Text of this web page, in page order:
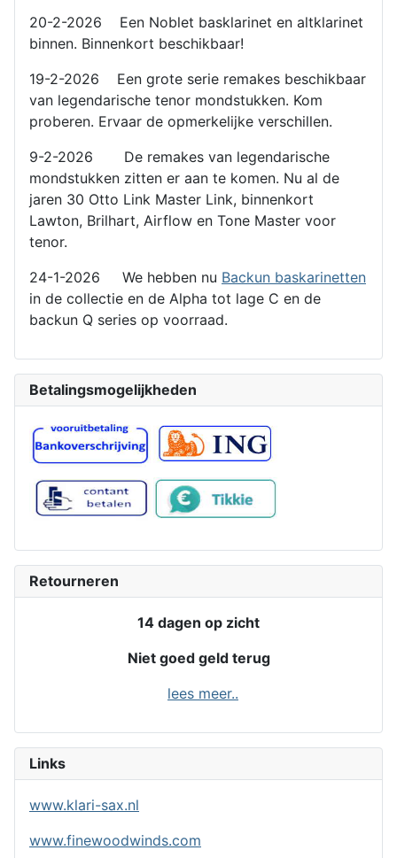
20-2-2026 Een Noblet basklarinet en altklarinet
binnen. Binnenkort beschikbaar!
19-2-2026 Een grote serie remakes beschikbaar
van legendarische tenor mondstukken. Kom
proberen. Ervaar de opmerkelijke verschillen.
9-2-2026 De remakes van legendarische
mondstukken zitten er aan te komen. Nu al de
jaren 30 Otto Link Master Link, binnenkort
Lawton, Brilhart, Airflow en Tone Master voor
tenor.
24-1-2026 We hebben nu Backun baskarinetten
in de collectie en de Alpha tot lage C en de
backun Q series op voorraad.
Betalingsmogelijkheden
Retourneren
14 dagen op zicht
Niet goed geld terug
lees meer..
Links
www.klari-sax.nl
www.finewoodwinds.com